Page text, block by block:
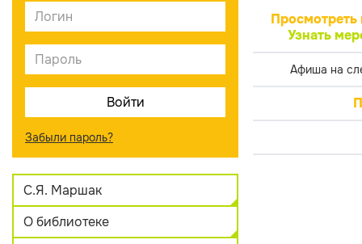
Забыли пароль?
С.Я. Маршак
О библиотеке
Просмотреть
Узнать
Афиша на